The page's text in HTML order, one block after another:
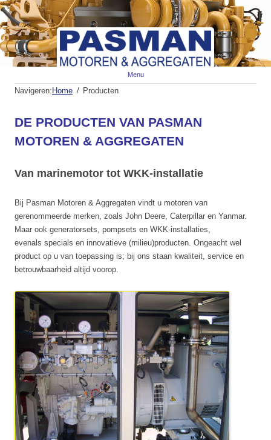
Menu
Navigeren: Home Producten
DE PRODUCTEN VAN PASMAN
MOTOREN & AGGREGATEN
Van marinemotor tot WKK-installatie
Bij Pasman Motoren & Aggregaten vindt u motoren van
gerenommeerde merken, zoals John Deere, Caterpillar en Yanmar.
Maar ook generatorsets, pompsets en WKK-installaties,
evenals specials en innovatieve (milieu)producten. Ongeacht wel
product op u van toepassing is; bij ons staan kwaliteit, service en
betrouwbaarheid altijd voorop.